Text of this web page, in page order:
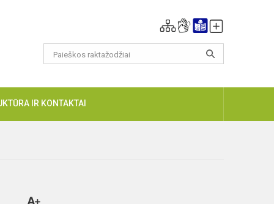
IR KONTAKTAI